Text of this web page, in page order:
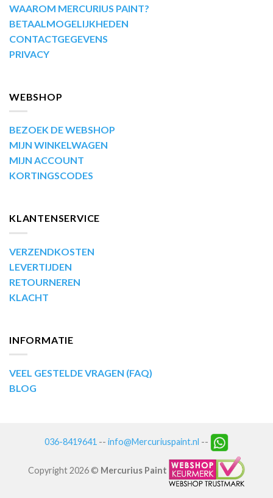
WAAROM MERCURIUS PAINT?
BETAALMOGELIJKHEDEN
CONTACTGEGEVENS
PRIVACY
WEBSHOP
BEZOEK DE WEBSHOP
MIJN WINKELWAGEN
MIJN ACCOUNT
KORTINGSCODES
KLANTENSERVICE
VERZENDKOSTEN
LEVERTIJDEN
RETOURNEREN
KLACHT
INFORMATIE
VEEL GESTELDE VRAGEN (FAQ)
BLOG
036-8419641 -- info@Mercuriuspaint.nl --
Copyright 2026 © Mercurius Paint